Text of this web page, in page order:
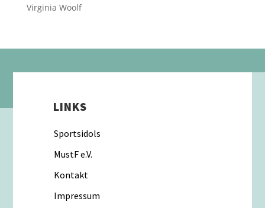
Virginia Woolf
LINKS
Sportsidols
MustF e.V.
Kontakt
Impressum